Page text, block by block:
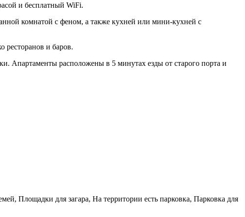
и бесплатный WiFi.
комнатой с феном, а также кухней или мини-кухней с
ресторанов и баров.
Апартаменты расположены в 5 минутах езды от старого порта и
Площадки для загара, На территории есть парковка, Парковка для